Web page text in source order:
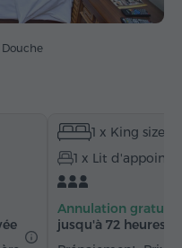
Douche
gratuit au billard
Serviettes
Bidet
Salon
Chaise
1 x King size
1 x Lit d'appoint
Annulation gratuite:
jusqu'à 72 heures